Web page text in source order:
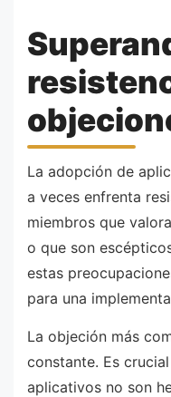
La adopción de
a veces enfrenta
miembros que
o que son
estas
para una
La objeción más
constante. Es
aplicativos no son